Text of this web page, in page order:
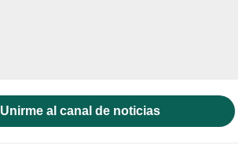
Unirme al canal de noticias